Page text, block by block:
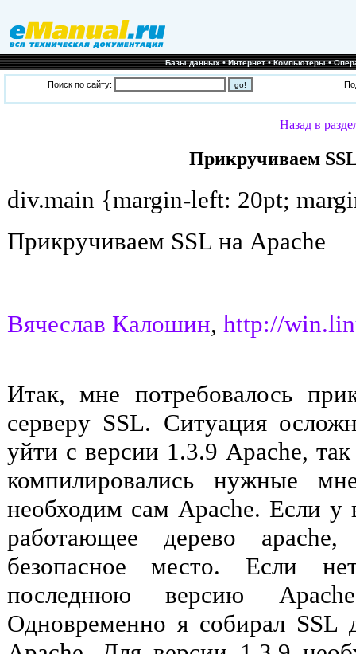
Базы данных•Интернет•Компьютеры•
Поиск по сайту:
Назад в
Прикручиваем
div.main {margin-left: 20pt;
Прикручиваем SSL на Apache
Вячеслав Калошин, http://
Итак, мне потребовалось
серверу SSL. Ситуация
уйти с версии 1.3.9 Apache,
компилировались нужные
необходим сам Apache. Если у
работающее дерево
безопасное место. Если
последнюю версию
Одновременно я собирал SSL